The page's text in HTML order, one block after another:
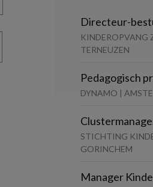
Directeur-
KINDEROPVANG
TERNEUZEN
Pedagogisch
DYNAMO |
STICHTING
GORINCHEM
Manager